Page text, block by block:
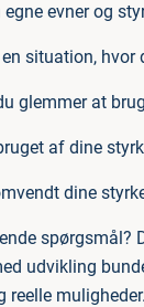
evner og
situation,
glemmer at
af dine
dine
spørgsmål?
udvikling
reelle muligheder.